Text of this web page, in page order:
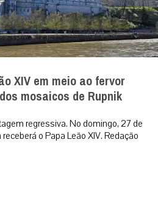
XIV em meio ao fervor
mosaicos de Rupnik
regressiva. No domingo, 27 de
o Papa Leão XIV. Redação